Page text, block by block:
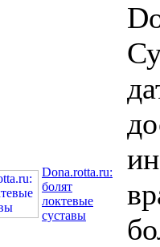
Dona.rotta.ru:
болят
локтевые
суставы